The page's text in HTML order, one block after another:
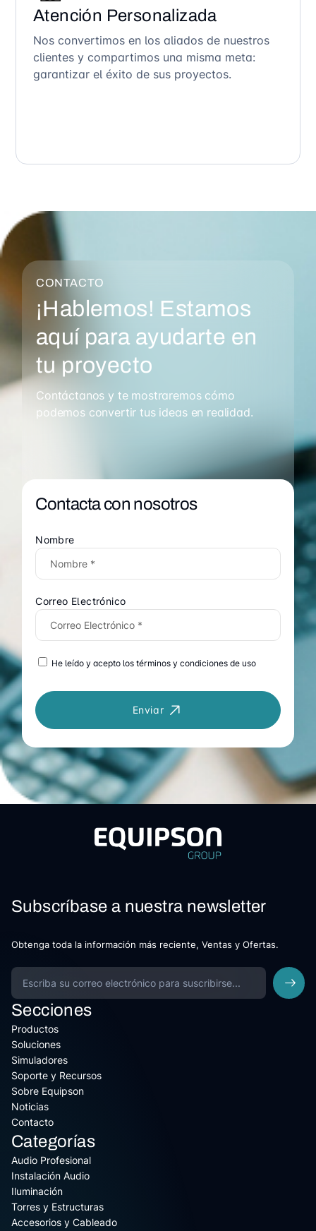
Atención Personalizada
Nos convertimos en los aliados de nuestros
clientes y compartimos una misma meta:
garantizar el éxito de sus proyectos.
CONTACTO
¡Hablemos! Estamos
aquí para ayudarte en
tu proyecto
Contáctanos y te mostraremos cómo
podemos convertir tus ideas en realidad.
Contacta con nosotros
Nombre
Correo Electrónico
He leído y acepto los términos y condiciones de uso
Enviar
Subscríbase a nuestra newsletter
Obtenga toda la información más reciente, Ventas y Ofertas.
Secciones
Productos
Soluciones
Simuladores
Soporte y Recursos
Sobre Equipson
Noticias
Contacto
Categorías
Audio Profesional
Instalación Audio
Iluminación
Torres y Estructuras
Accesorios y Cableado